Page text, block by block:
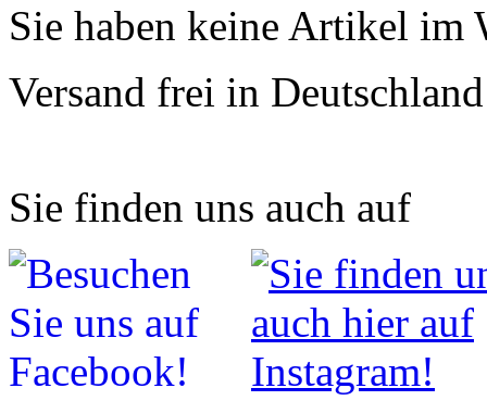
Sie haben keine Artikel im
Versand frei in
Sie finden uns auch auf